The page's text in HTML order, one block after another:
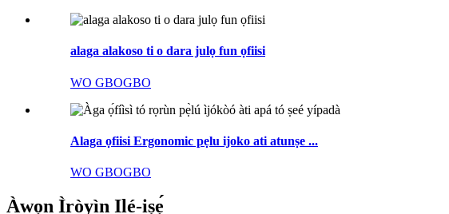
alaga alakoso ti o dara julọ fun ọfiisi
WO GBOGBO
Alaga ọfiisi Ergonomic pẹlu ijoko ati atunṣe ...
WO GBOGBO
Àwọn Ìròyìn Ilé-iṣẹ́